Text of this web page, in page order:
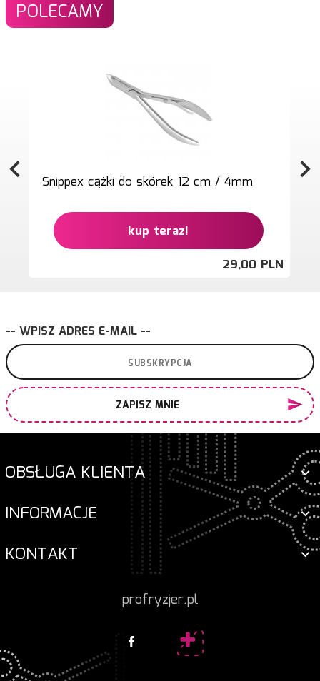
POLECAMY
Snippex cążki do skórek 12 cm / 4mm
kup teraz!
29,00 PLN
-- WPISZ ADRES E-MAIL --
ZAPISZ MNIE
OBSŁUGA KLIENTA
INFORMACJE
KONTAKT
profryzjer.pl